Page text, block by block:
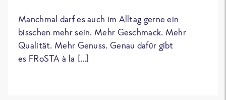
Manchmal darf es auch im Alltag gerne ein
bisschen mehr sein. Mehr Geschmack. Mehr
Qualität. Mehr Genuss. Genau dafür gibt
es FRoSTA à la […]